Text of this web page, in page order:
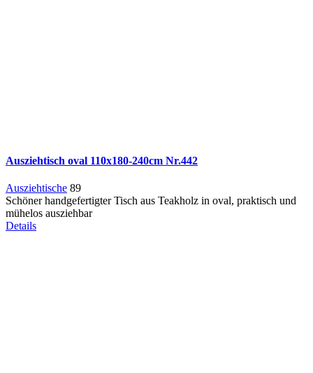
Ausziehtisch oval 110x180-240cm Nr.442
Ausziehtische 89
Schöner handgefertigter Tisch aus Teakholz in oval, praktisch und
mühelos ausziehbar
Details